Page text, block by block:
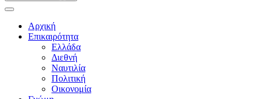
Αρχική
Επικαιρότητα
Ελλάδα
Διεθνή
Ναυτιλία
Πολιτική
Οικονομία